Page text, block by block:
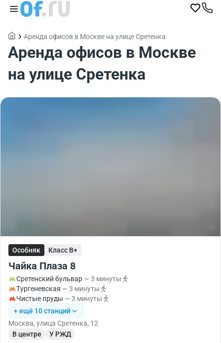
Аренда офисов в Москве на улице Сретенка
Аренда офисов в Москве
на улице Сретенка
Особняк Класс B+
Чайка Плаза 8
Сретенский бульвар ~ 3 минуты
Тургеневская ~ 3 минуты
Чистые пруды ~ 3 минуты
+ ещё 10 станций
Москва, улица Сретенка, 12
В центре
У РЖД